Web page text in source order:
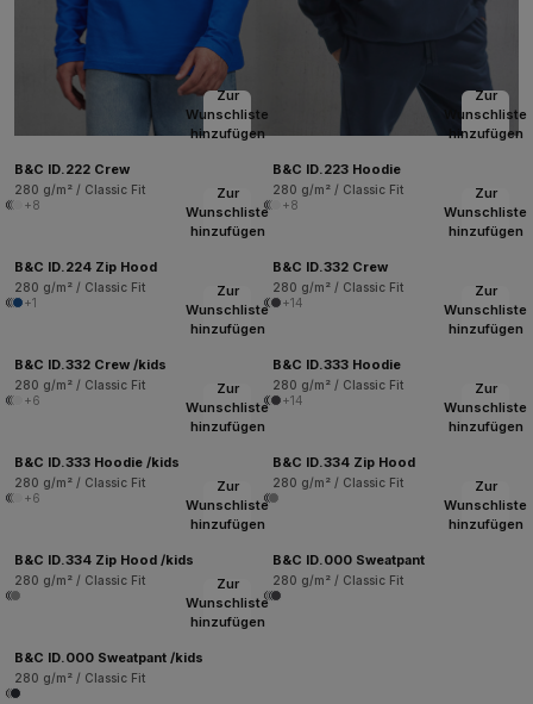
Zur
Wunschliste
hinzufügen
B&C ID.222 Crew
280 g/m² / Classic Fit
+8
Zur
Wunschliste
hinzufügen
B&C ID.223 Hoodie
280 g/m² / Classic Fit
+8
Zur
Wunschliste
hinzufügen
B&C ID.224 Zip Hood
280 g/m² / Classic Fit
+1
Zur
Wunschliste
hinzufügen
B&C ID.332 Crew
280 g/m² / Classic Fit
+14
Zur
Wunschliste
hinzufügen
B&C ID.332 Crew /kids
280 g/m² / Classic Fit
+6
Zur
Wunschliste
hinzufügen
B&C ID.333 Hoodie
280 g/m² / Classic Fit
+14
Zur
Wunschliste
hinzufügen
B&C ID.333 Hoodie /kids
280 g/m² / Classic Fit
+6
Zur
Wunschliste
hinzufügen
B&C ID.334 Zip Hood
280 g/m² / Classic Fit
Zur
Wunschliste
hinzufügen
B&C ID.334 Zip Hood /kids
280 g/m² / Classic Fit
Zur
Wunschliste
hinzufügen
B&C ID.000 Sweatpant
280 g/m² / Classic Fit
Zur
Wunschliste
hinzufügen
B&C ID.000 Sweatpant /kids
280 g/m² / Classic Fit